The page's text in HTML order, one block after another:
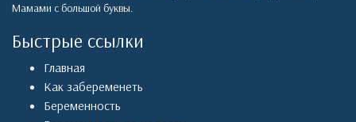
Мамами с большой буквы.
Быстрые ссылки
Главная
Как забеременеть
Беременность